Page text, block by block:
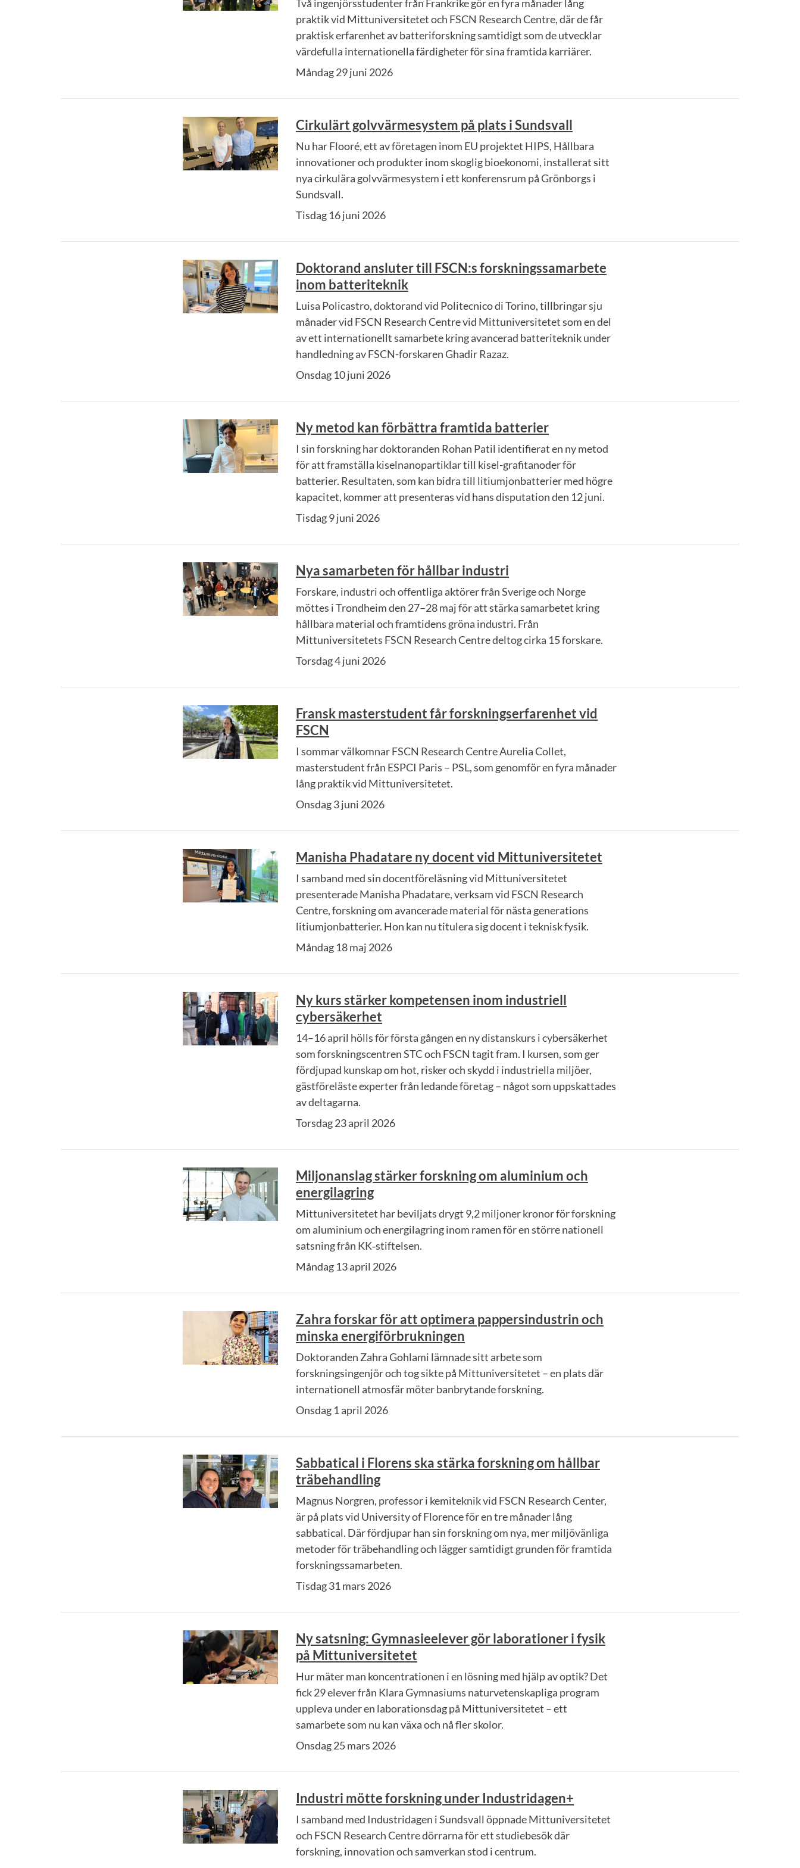
Två ingenjörsstudenter från Frankrike gör en fyra månader lång
praktik vid Mittuniversitetet och FSCN Research Centre, där de får
praktisk erfarenhet av batteriforskning samtidigt som de utvecklar
värdefulla internationella färdigheter för sina framtida karriärer.
Måndag 29 juni 2026
Cirkulärt golvvärmesystem på plats i Sundsvall
Nu har Flooré, ett av företagen inom EU projektet HIPS, Hållbara
innovationer och produkter inom skoglig bioekonomi, installerat sitt
nya cirkulära golvvärmesystem i ett konferensrum på Grönborgs i
Sundsvall.
Tisdag 16 juni 2026
Doktorand ansluter till FSCN:s forskningssamarbete
inom batteriteknik
Luisa Policastro, doktorand vid Politecnico di Torino, tillbringar sju
månader vid FSCN Research Centre vid Mittuniversitetet som en del
av ett internationellt samarbete kring avancerad batteriteknik under
handledning av FSCN-forskaren Ghadir Razaz.
Onsdag 10 juni 2026
Ny metod kan förbättra framtida batterier
I sin forskning har doktoranden Rohan Patil identifierat en ny metod
för att framställa kiselnanopartiklar till kisel-grafitanoder för
batterier. Resultaten, som kan bidra till litiumjonbatterier med högre
kapacitet, kommer att presenteras vid hans disputation den 12 juni.
Tisdag 9 juni 2026
Nya samarbeten för hållbar industri
Forskare, industri och offentliga aktörer från Sverige och Norge
möttes i Trondheim den 27–28 maj för att stärka samarbetet kring
hållbara material och framtidens gröna industri. Från
Mittuniversitetets FSCN Research Centre deltog cirka 15 forskare.
Torsdag 4 juni 2026
Fransk masterstudent får forskningserfarenhet vid
FSCN
I sommar välkomnar FSCN Research Centre Aurelia Collet,
masterstudent från ESPCI Paris – PSL, som genomför en fyra månader
lång praktik vid Mittuniversitetet.
Onsdag 3 juni 2026
Manisha Phadatare ny docent vid Mittuniversitetet
I samband med sin docentföreläsning vid Mittuniversitetet
presenterade Manisha Phadatare, verksam vid FSCN Research
Centre, forskning om avancerade material för nästa generations
litiumjonbatterier. Hon kan nu titulera sig docent i teknisk fysik.
Måndag 18 maj 2026
Ny kurs stärker kompetensen inom industriell
cybersäkerhet
14–16 april hölls för första gången en ny distanskurs i cybersäkerhet
som forskningscentren STC och FSCN tagit fram. I kursen, som ger
fördjupad kunskap om hot, risker och skydd i industriella miljöer,
gästföreläste experter från ledande företag – något som uppskattades
av deltagarna.
Torsdag 23 april 2026
Miljonanslag stärker forskning om aluminium och
energilagring
Mittuniversitetet har beviljats drygt 9,2 miljoner kronor för forskning
om aluminium och energilagring inom ramen för en större nationell
satsning från KK‑stiftelsen.
Måndag 13 april 2026
Zahra forskar för att optimera pappersindustrin och
minska energiförbrukningen
Doktoranden Zahra Gohlami lämnade sitt arbete som
forskningsingenjör och tog sikte på Mittuniversitetet – en plats där
internationell atmosfär möter banbrytande forskning.
Onsdag 1 april 2026
Sabbatical i Florens ska stärka forskning om hållbar
träbehandling
Magnus Norgren, professor i kemiteknik vid FSCN Research Center,
är på plats vid University of Florence för en tre månader lång
sabbatical. Där fördjupar han sin forskning om nya, mer miljövänliga
metoder för träbehandling och lägger samtidigt grunden för framtida
forskningssamarbeten.
Tisdag 31 mars 2026
Ny satsning: Gymnasieelever gör laborationer i fysik
på Mittuniversitetet
Hur mäter man koncentrationen i en lösning med hjälp av optik? Det
fick 29 elever från Klara Gymnasiums naturvetenskapliga program
uppleva under en laborationsdag på Mittuniversitetet – ett
samarbete som nu kan växa och nå fler skolor.
Onsdag 25 mars 2026
Industri mötte forskning under Industridagen+
I samband med Industridagen i Sundsvall öppnade Mittuniversitetet
och FSCN Research Centre dörrarna för ett studiebesök där
forskning, innovation och samverkan stod i centrum.